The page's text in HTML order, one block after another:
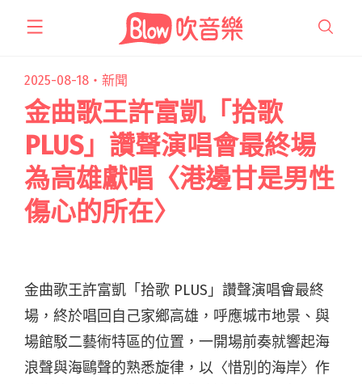
2025-08-18・ 新聞
金曲歌王許富凱「拾歌
PLUS」讚聲演唱會最終場
為高雄獻唱〈港邊甘是男性
傷心的所在〉
金曲歌王許富凱「拾歌 PLUS」讚聲演唱會最終
場，終於唱回自己家鄉高雄，呼應城市地景、與
場館駁二藝術特區的位置，一開場前奏就響起海
浪聲與海鷗聲的熟悉旋律，以〈惜別的海岸〉作